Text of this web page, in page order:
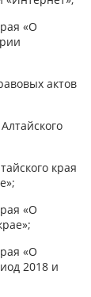
«О
актов
края
«О
«О
2018 и